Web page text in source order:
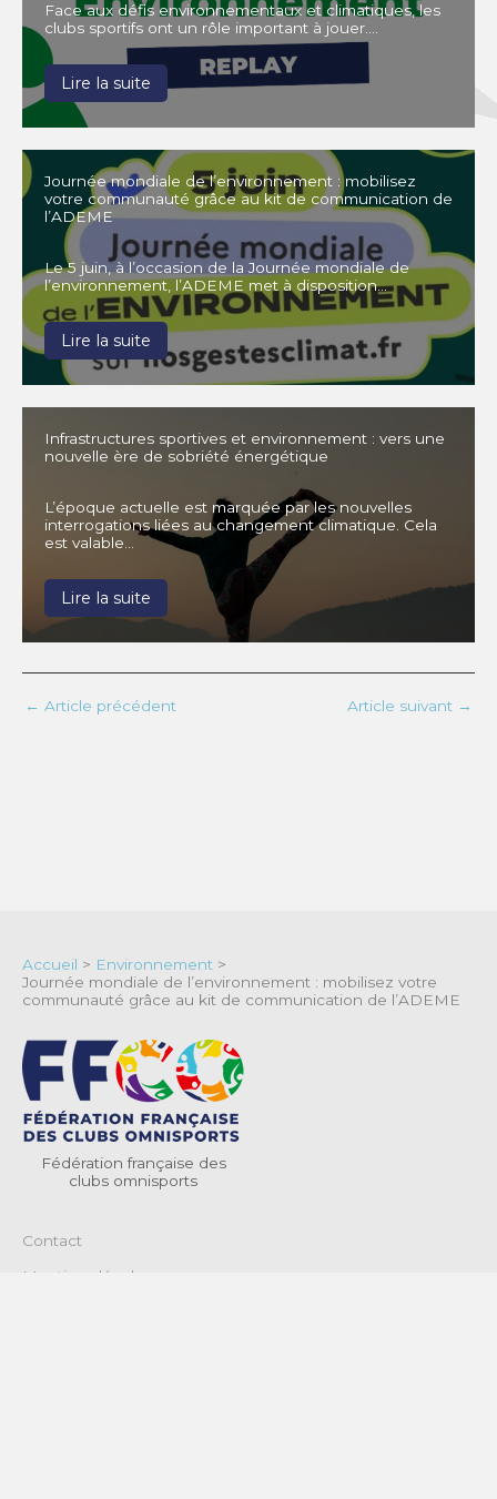
Face aux défis environnementaux et climatiques, les
clubs sportifs ont un rôle important à jouer….
Lire la suite
Journée mondiale de l’environnement : mobilisez
votre communauté grâce au kit de communication de
l’ADEME
Le 5 juin, à l’occasion de la Journée mondiale de
l’environnement, l’ADEME met à disposition…
Lire la suite
Infrastructures sportives et environnement : vers une
nouvelle ère de sobriété énergétique
L’époque actuelle est marquée par les nouvelles
interrogations liées au changement climatique. Cela
est valable…
Lire la suite
← Article précédent Article suivant →
Accueil > Environnement >
Journée mondiale de l’environnement : mobilisez votre
communauté grâce au kit de communication de l’ADEME
Fédération française des
clubs omnisports
Contact
Mentions légales